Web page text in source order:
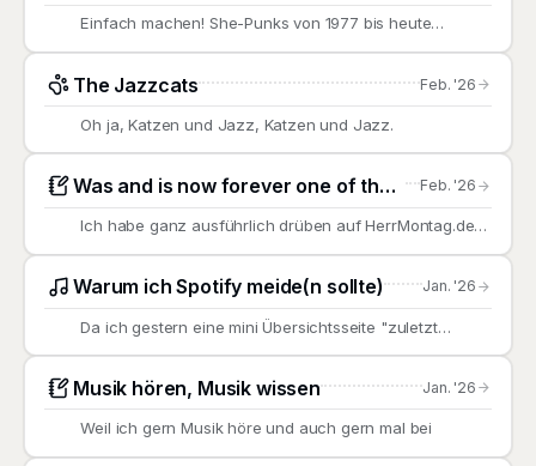
Einfach machen! She-Punks von 1977 bis heute
The Jazzcats Feb. '26
Oh ja, Katzen und Jazz, Katzen und Jazz.
Was and is now forever one of the Grateful Dead Feb. '26
Ich habe ganz ausführlich drüben auf HerrMontag.de
Warum ich Spotify meide(n sollte) Jan. '26
Da ich gestern eine mini Übersichtsseite "zuletzt
Musik hören, Musik wissen Jan. '26
Weil ich gern Musik höre und auch gern mal bei